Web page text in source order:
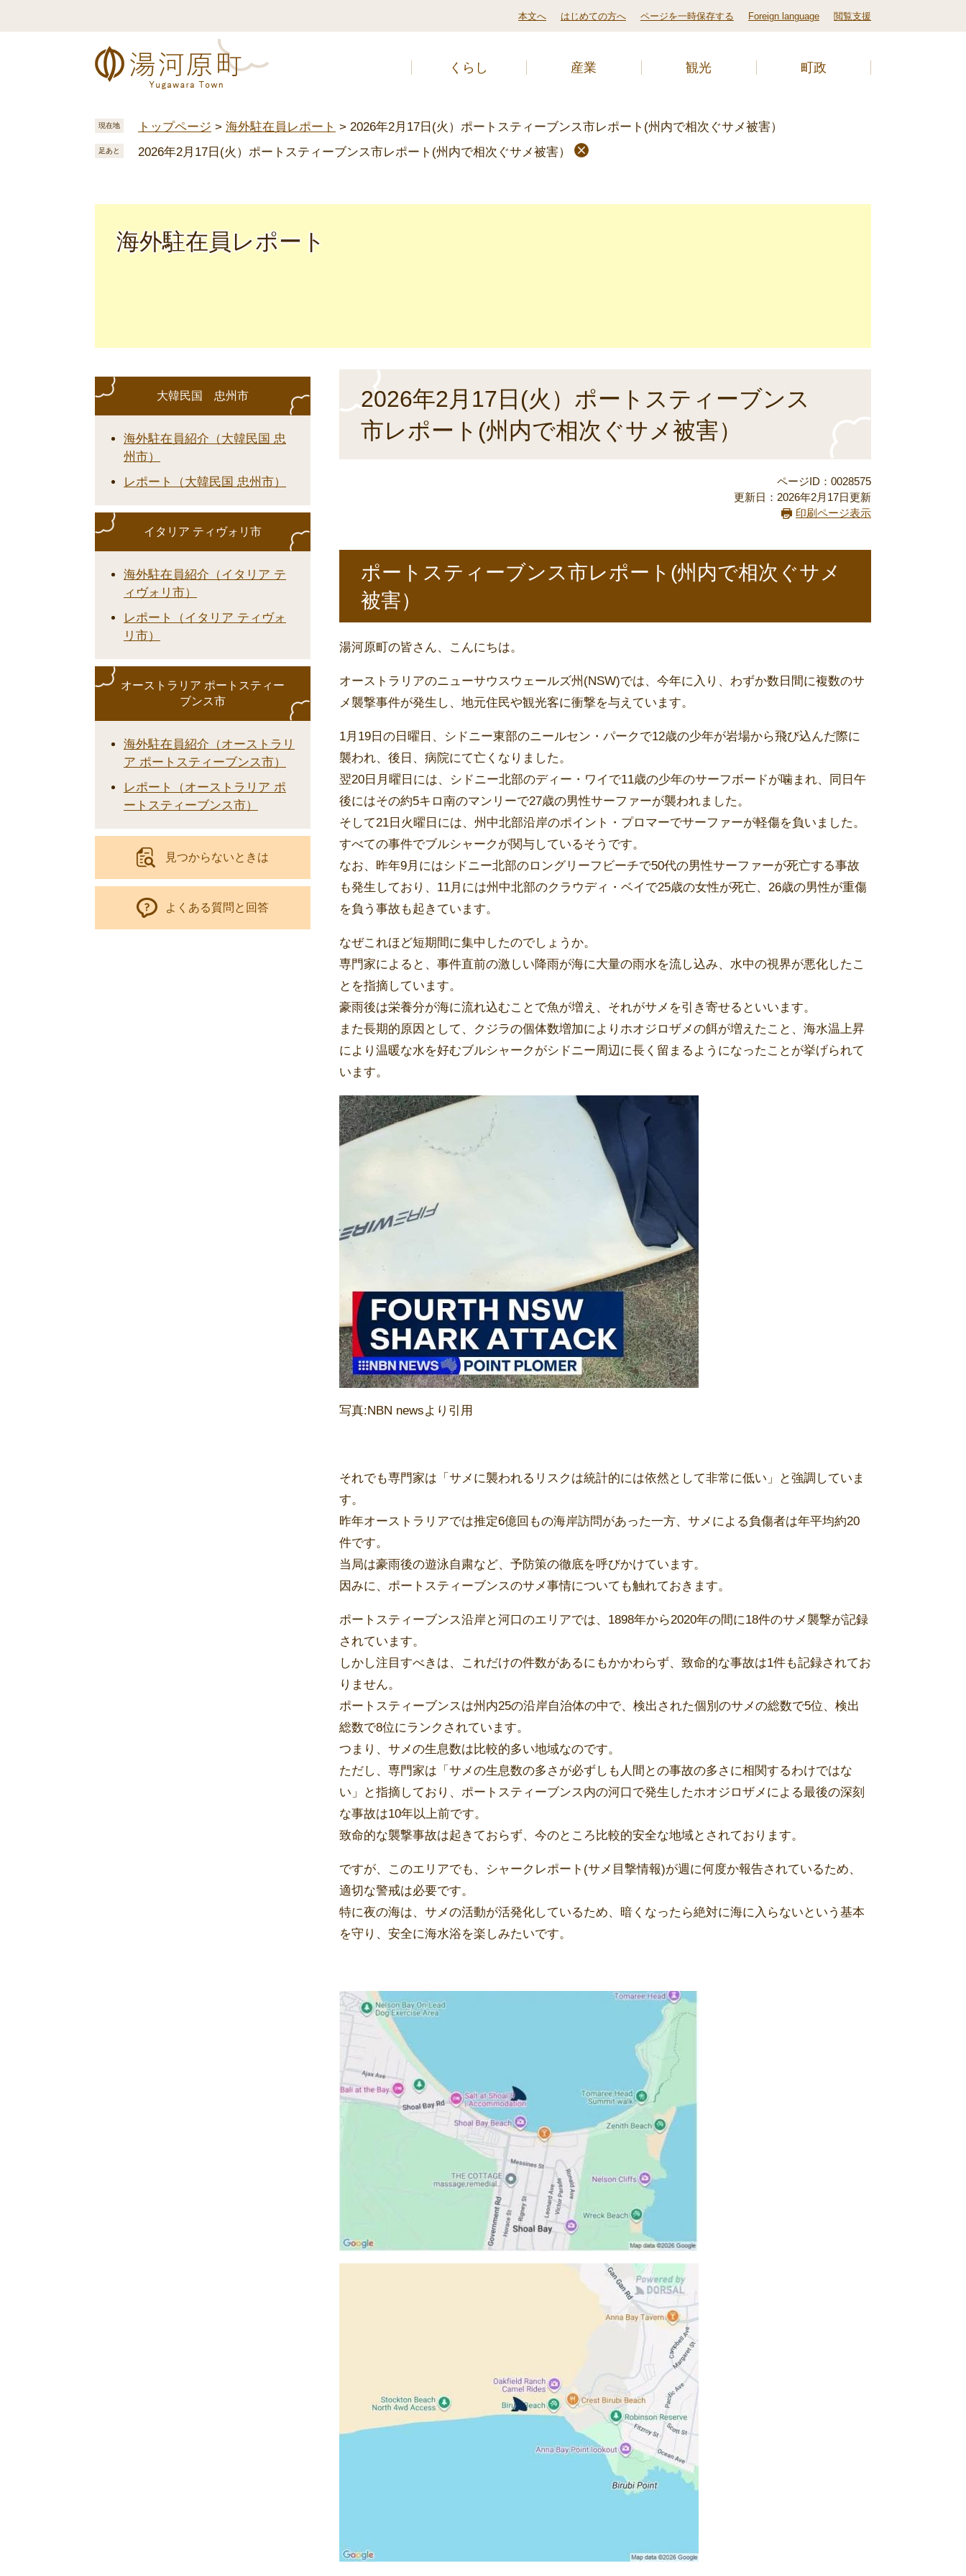
本文へ はじめての方へ ページを一時保存する Foreign language 閲覧支援
くらし 産業 観光 町政
現在地 トップページ > 海外駐在員レポート > 2026年2月17日(火）ポートスティーブンス市レポート(州内で相次ぐサメ被害）
足あと 2026年2月17日(火）ポートスティーブンス市レポート(州内で相次ぐサメ被害）
海外駐在員レポート
2026年2月17日(火）ポートスティーブンス
市レポート(州内で相次ぐサメ被害）
ページID：0028575
更新日：2026年2月17日更新
印刷ページ表示
ポートスティーブンス市レポート(州内で相次ぐサメ
被害）
湯河原町の皆さん、こんにちは。
オーストラリアのニューサウスウェールズ州(NSW)では、今年に入り、わずか数日間に複数のサ
メ襲撃事件が発生し、地元住民や観光客に衝撃を与えています。
1月19日の日曜日、シドニー東部のニールセン・パークで12歳の少年が岩場から飛び込んだ際に
襲われ、後日、病院にて亡くなりました。
翌20日月曜日には、シドニー北部のディー・ワイで11歳の少年のサーフボードが噛まれ、同日午
後にはその約5キロ南のマンリーで27歳の男性サーファーが襲われました。
そして21日火曜日には、州中北部沿岸のポイント・プロマーでサーファーが軽傷を負いました。
すべての事件でブルシャークが関与しているそうです。
なお、昨年9月にはシドニー北部のロングリーフビーチで50代の男性サーファーが死亡する事故
も発生しており、11月には州中北部のクラウディ・ベイで25歳の女性が死亡、26歳の男性が重傷
を負う事故も起きています。
なぜこれほど短期間に集中したのでしょうか。
専門家によると、事件直前の激しい降雨が海に大量の雨水を流し込み、水中の視界が悪化したこ
とを指摘しています。
豪雨後は栄養分が海に流れ込むことで魚が増え、それがサメを引き寄せるといいます。
また長期的原因として、クジラの個体数増加によりホオジロザメの餌が増えたこと、海水温上昇
により温暖な水を好むブルシャークがシドニー周辺に長く留まるようになったことが挙げられて
います。
写真:NBN newsより引用
それでも専門家は「サメに襲われるリスクは統計的には依然として非常に低い」と強調していま
す。
昨年オーストラリアでは推定6億回もの海岸訪問があった一方、サメによる負傷者は年平均約20
件です。
当局は豪雨後の遊泳自粛など、予防策の徹底を呼びかけています。
因みに、ポートスティーブンスのサメ事情についても触れておきます。
ポートスティーブンス沿岸と河口のエリアでは、1898年から2020年の間に18件のサメ襲撃が記録
されています。
しかし注目すべきは、これだけの件数があるにもかかわらず、致命的な事故は1件も記録されてお
りません。
ポートスティーブンスは州内25の沿岸自治体の中で、検出された個別のサメの総数で5位、検出
総数で8位にランクされています。
つまり、サメの生息数は比較的多い地域なのです。
ただし、専門家は「サメの生息数の多さが必ずしも人間との事故の多さに相関するわけではな
い」と指摘しており、ポートスティーブンス内の河口で発生したホオジロザメによる最後の深刻
な事故は10年以上前です。
致命的な襲撃事故は起きておらず、今のところ比較的安全な地域とされております。
ですが、このエリアでも、シャークレポート(サメ目撃情報)が週に何度か報告されているため、
適切な警戒は必要です。
特に夜の海は、サメの活動が活発化しているため、暗くなったら絶対に海に入らないという基本
を守り、安全に海水浴を楽しみたいです。
大韓民国 忠州市
海外駐在員紹介（大韓民国 忠
州市）
レポート（大韓民国 忠州市）
イタリア ティヴォリ市
海外駐在員紹介（イタリア テ
ィヴォリ市）
レポート（イタリア ティヴォ
リ市）
オーストラリア ポートスティー
ブンス市
海外駐在員紹介（オーストラリ
ア ポートスティーブンス市）
レポート（オーストラリア ポ
ートスティーブンス市）
見つからないときは
よくある質問と回答